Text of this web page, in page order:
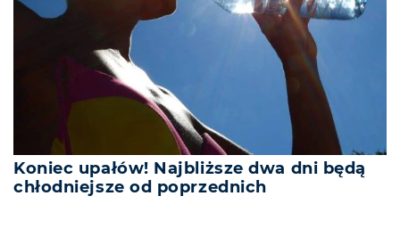
Koniec upałów! Najbliższe dwa dni będą
chłodniejsze od poprzednich